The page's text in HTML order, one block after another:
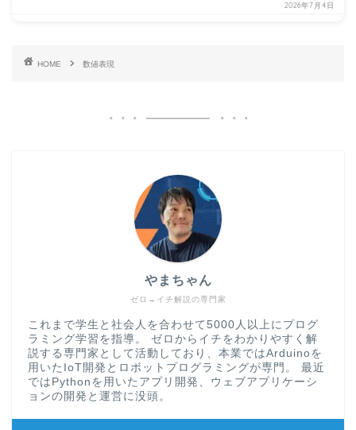
2026年7月4日
HOME 数値表現
ゼロ→イチ解説の専門家
やまちゃん
これまで学生と社会人を合わせて5000人以上にプログ
ラミング学習を指導。 ゼロからイチをわかりやすく解
説する専門家として活動しており、本業ではArduinoを
用いたIoT開発とロボットプログラミングが専門。 最近
ではPythonを用いたアプリ開発、ウェブアプリケーシ
ョンの開発と運営に没頭。